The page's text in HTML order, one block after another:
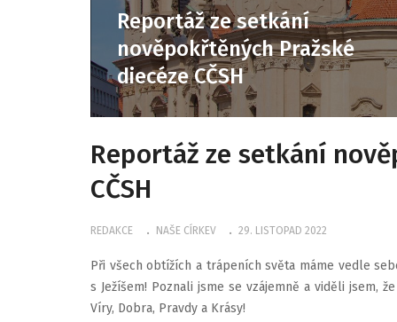
Reportáž ze setkání
nověpokřtěných Pražské
diecéze CČSH
Reportáž ze setkání
CČSH
REDAKCE NAŠE CÍRKEV 29. LISTOPAD 2022
Při všech obtížích a trápeních světa máme vedle
s Ježíšem! Poznali jsme se vzájemně a viděli jsem,
Víry, Dobra, Pravdy a Krásy!